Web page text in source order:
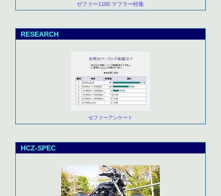
ゼファー1100 マフラー特集
RESEARCH
ゼファーアンケート
HCZ-SPEC